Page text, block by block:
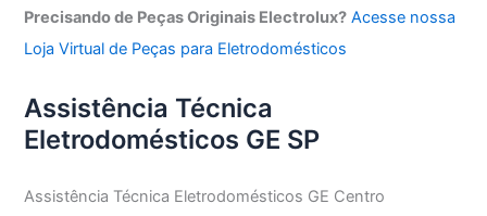
Precisando de Peças Originais Electrolux? Acesse nossa
Loja Virtual de Peças para Eletrodomésticos
Assistência Técnica
Eletrodomésticos GE SP
Assistência Técnica Eletrodomésticos GE Centro